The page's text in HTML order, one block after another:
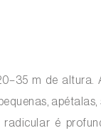
m de altura.
é